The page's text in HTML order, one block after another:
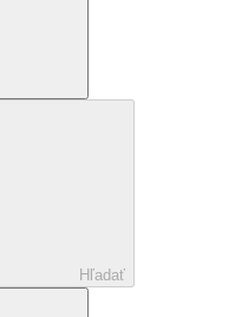
Hľadať